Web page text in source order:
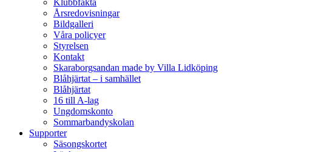
Årsredovisningar
Bildgalleri
Våra policyer
Styrelsen
Kontakt
Skaraborgsandan made by Villa Lidköping
Blåhjärtat – i samhället
Blåhjärtat
16 till A-lag
Ungdomskonto
Sommarbandyskolan
Supporter
Säsongskortet